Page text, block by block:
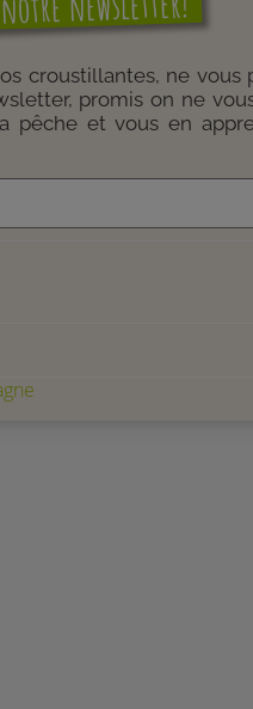
croustillantes, ne vous
promis on ne
pêche et vous en